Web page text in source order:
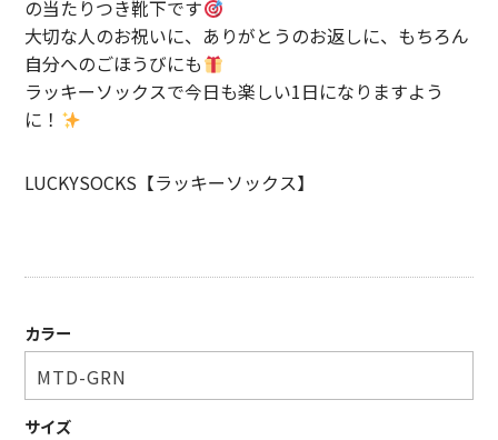
の当たりつき靴下です
大切な人のお祝いに、ありがとうのお返しに、もちろん
自分へのごほうびにも
ラッキーソックスで今日も楽しい1日になりますよう
に！
LUCKYSOCKS【ラッキーソックス】
カラー
サイズ